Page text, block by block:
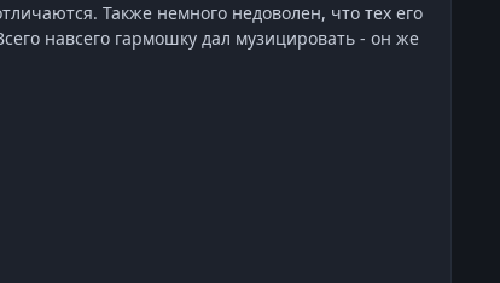
Также немного недоволен, что тех его
навсего гармошку дал музицировать - он же